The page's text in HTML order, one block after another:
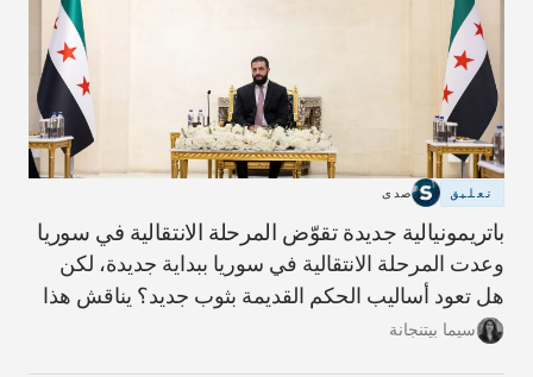
تعليق صدى
باتريمونيالية جديدة تقوّض المرحلة الانتقالية في سوريا
وعدت المرحلة الانتقالية في سوريا ببداية جديدة، لكن
هل تعود أساليب الحكم القديمة بثوب جديد؟ يناقش هذا
المقال مؤشرات ذلك وما يلزم لبناء دولة أكثر شفافية
سيما بيتنجانة